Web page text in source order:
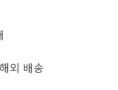
외 배송